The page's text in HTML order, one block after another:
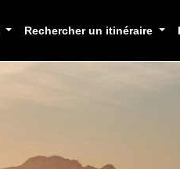
Rechercher un itinéraire